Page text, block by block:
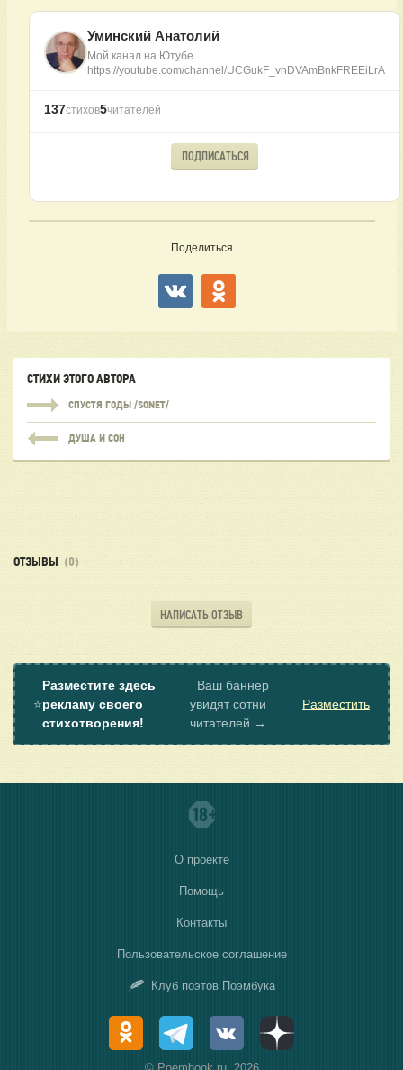
Уминский Анатолий
Мой канал на Ютубе
https://youtube.com/channel/UCGukF_vhDVAmBnkFREEiLrA
137стихов5читателей
ПОДПИСАТЬСЯ
Поделиться
СТИХИ ЭТОГО АВТОРА
СПУСТЯ ГОДЫ /SONET/
ДУША И СОН
ОТЗЫВЫ (0)
НАПИСАТЬ ОТЗЫВ
⭐
Разместите здесь
рекламу своего
стихотворения!
Ваш баннер
увидят сотни
читателей →
Разместить
О проекте
Помощь
Контакты
Пользовательское соглашение
Клуб поэтов Поэмбука